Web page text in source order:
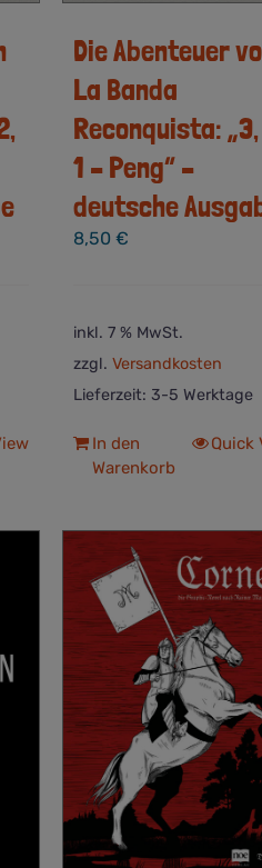
Die Abenteuer
La Banda
Reconquista:
1 – Peng“ –
deutsche
8,50 €
inkl. 7 % MwSt.
zzgl. Versandkosten
Lieferzeit: 3-5 Werktage
In den
Warenkorb
Quick